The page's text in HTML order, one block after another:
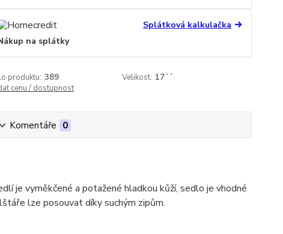
Splátková kalkulačka
na splátky
produktu: 389 Velikost: 17´´
cenu / dostupnost
Komentáře 0
je vyměkčené a potažené hladkou kůží, sedlo je vhodné
lze posouvat díky suchým zipům.